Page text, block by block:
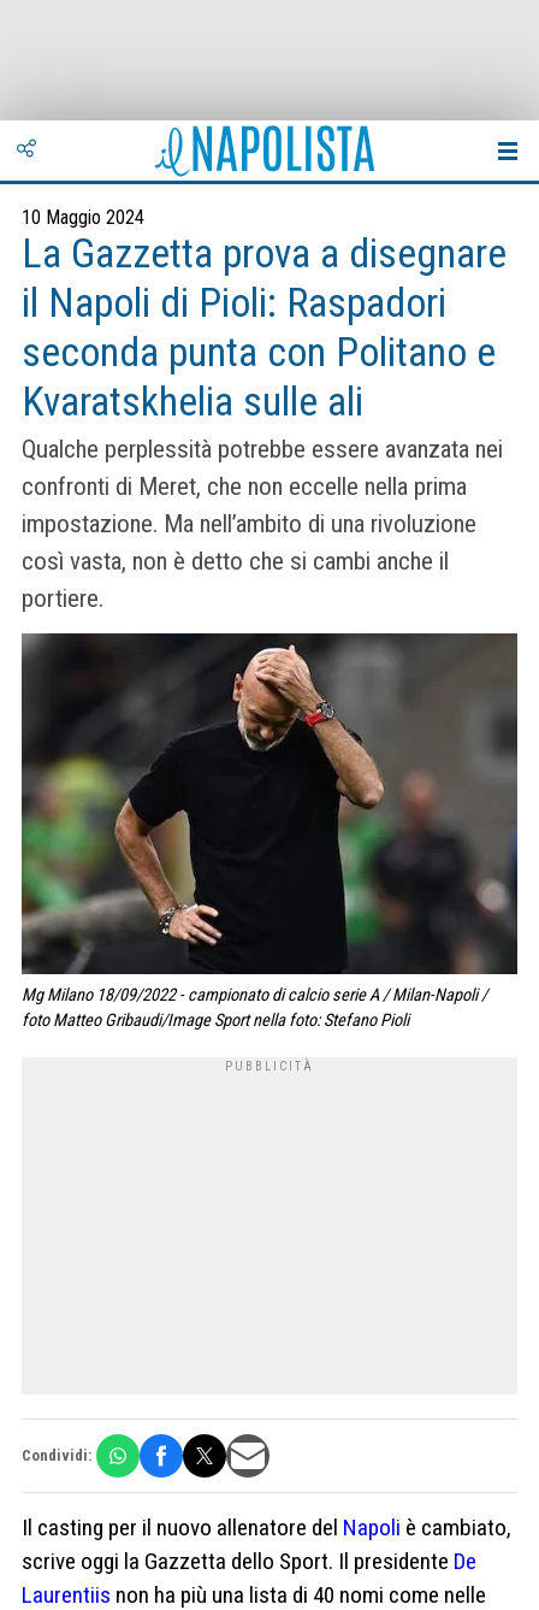
10 Maggio 2024
La Gazzetta prova a disegnare
il Napoli di Pioli: Raspadori
seconda punta con Politano e
Kvaratskhelia sulle ali
Qualche perplessità potrebbe essere avanzata nei
confronti di Meret, che non eccelle nella prima
impostazione. Ma nell’ambito di una rivoluzione
così vasta, non è detto che si cambi anche il
portiere.
Mg Milano 18/09/2022 - campionato di calcio serie A / Milan-Napoli /
foto Matteo Gribaudi/Image Sport nella foto: Stefano Pioli
Condividi:
Il casting per il nuovo allenatore del Napoli è cambiato,
scrive oggi la Gazzetta dello Sport. Il presidente De
Laurentiis non ha più una lista di 40 nomi come nelle